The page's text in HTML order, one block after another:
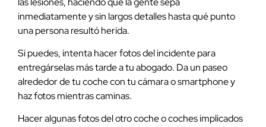
inmediatamente y sin largos detalles hasta qué punto
una persona resultó herida.
Si puedes, intenta hacer fotos del incidente para
entregárselas más tarde a tu abogado. Da un paseo
alrededor de tu coche con tu cámara o smartphone y
haz fotos mientras caminas.
Hacer algunas fotos del otro coche o coches implicados